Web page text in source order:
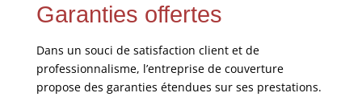
Garanties offertes
Dans un souci de satisfaction client et de
professionnalisme, l’entreprise de couverture
propose des garanties étendues sur ses prestations.